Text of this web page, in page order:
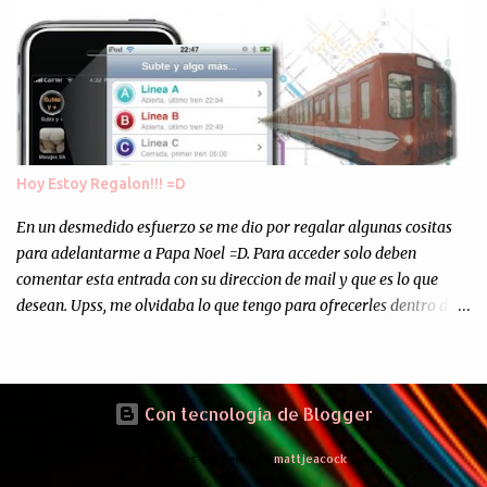
Asi, todos los residuos sonincinerados produciendo lo que los
ambientalistas llaman "La Pesadilla de la Edad Cibernetica". La
transmision es el Domingo 2 de diciembre a las 21:00 hs. Me
parecio muy interesante, no creo que lo pueda ver por la hora, asi
que los comentarios los dejo en sus manos...
Hoy Estoy Regalon!!! =D
En un desmedido esfuerzo se me dio por regalar algunas cositas
para adelantarme a Papa Noel =D. Para acceder solo deben
comentar esta entrada con su direccion de mail y que es lo que
desean. Upss, me olvidaba lo que tengo para ofrecerles dentro de
del Sr. Angel Traversi de AMT Desarrollos * 7 Invitaciones para
Google Wave , si bien ya son muchas las que estan dando vueltas,
nunca estan de mas. (*) Sobre Subtes y Algo Mas : La forma más
fácil de conocer el Subte de la Ciudad de Buenos Aires Sabias que
Con tecnología de Blogger
Imágenes del tema demattjeacock